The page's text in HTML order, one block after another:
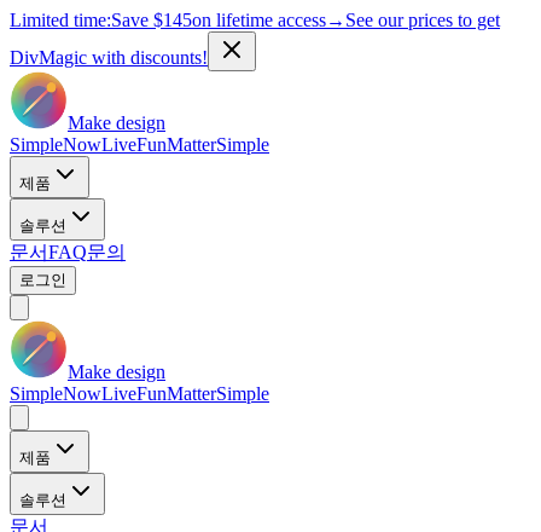
Limited time:Save $145on lifetime access→ See our prices to get
DivMagic with discounts!
Make design
SimpleNowLiveFunMatterSimple
제품
솔루션
문서FAQ문의
로그인
Make design
SimpleNowLiveFunMatterSimple
제품
솔루션
문서